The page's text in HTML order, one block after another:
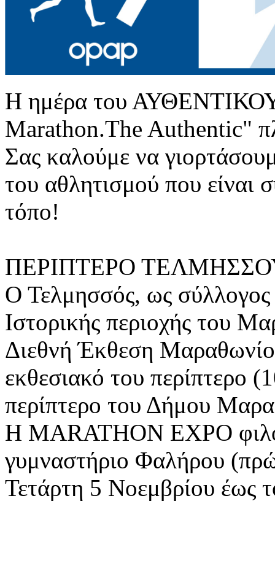
Η ημέρα του
Marathon.The Authentic"
Σας καλούμε να
του αθλητισμού που είναι
τόπο!
ΠΕΡΙΠΤΕΡΟ
Ο Τελμησσός, ως
Ιστορικής περιοχής του
Διεθνή Έκθεση
εκθεσιακό του περίπτερο
περίπτερο του Δήμου
Η MARATHON EXPO
γυμναστήριο Φαλήρου
Τετάρτη 5 Νοεμβρίου έως